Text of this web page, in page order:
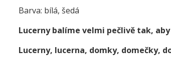
Barva: bílá, šedá
Lucerny balíme velmi pečlivě tak,
Lucerny, lucerna, domky, domečky,